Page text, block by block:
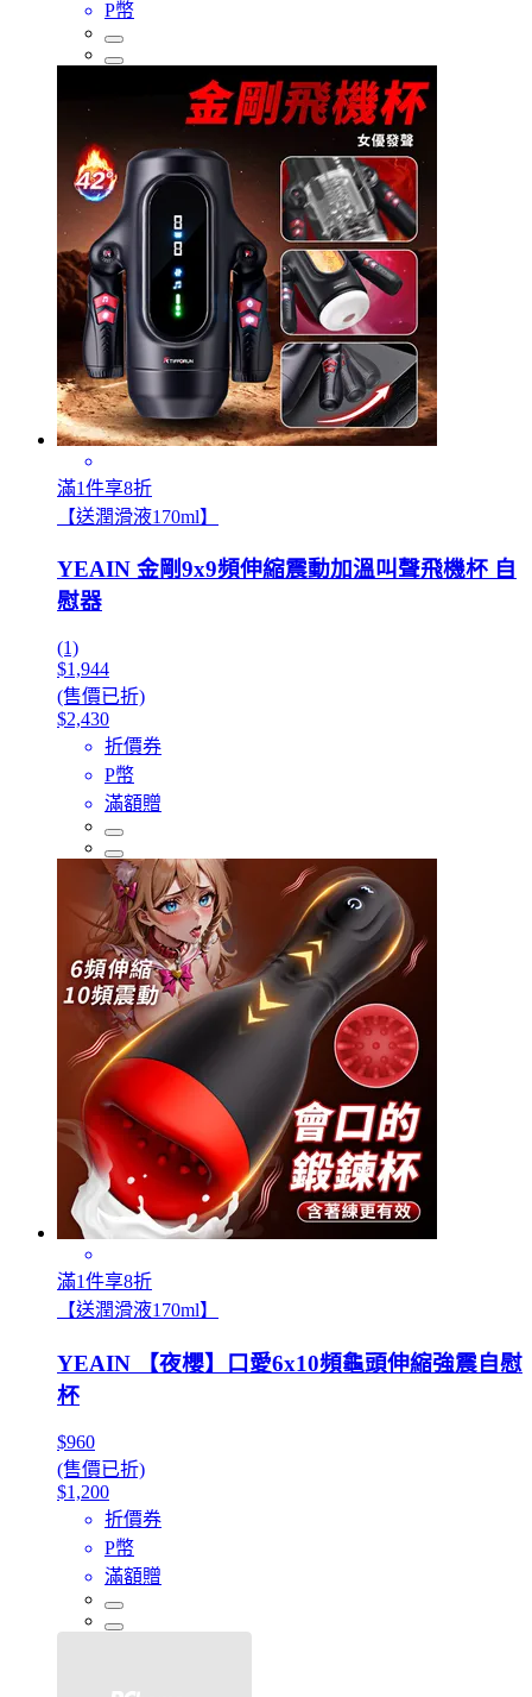
P幣
滿1件享8折
【送潤滑液170ml】
YEAIN 金剛9x9頻伸縮震動加溫叫聲飛機杯 自
慰器
(1)
$1,944
(售價已折)
$2,430
折價券
P幣
滿額贈
滿1件享8折
【送潤滑液170ml】
YEAIN 【夜櫻】口愛6x10頻龜頭伸縮強震自慰
杯
$960
(售價已折)
$1,200
折價券
P幣
滿額贈